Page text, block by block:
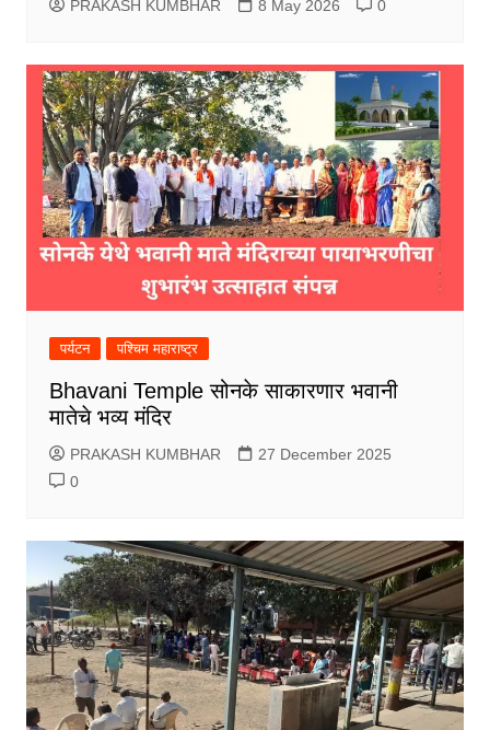
PRAKASH KUMBHAR 8 May 2026 0
पर्यटन पश्चिम महाराष्ट्र
Bhavani Temple सोनके साकारणार भवानी
मातेचे भव्य मंदिर
PRAKASH KUMBHAR
27 December 2025
0